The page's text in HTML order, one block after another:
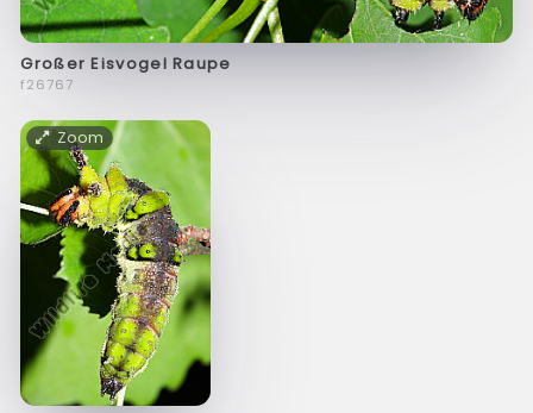
Großer Eisvogel Raupe
f26767
Zoom